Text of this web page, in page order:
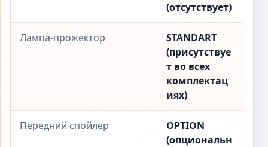
(отсутствует)
Лампа-прожектор
STANDART
(присутствуе
т во всех
комплектац
иях)
Передний спойлер
OPTION
(опциональн